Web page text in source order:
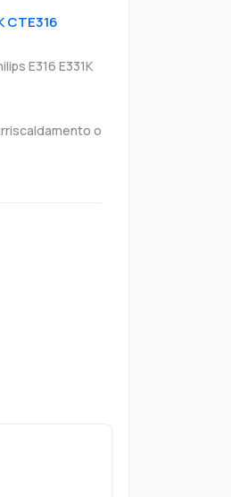
CTE316
E316 E331K
o